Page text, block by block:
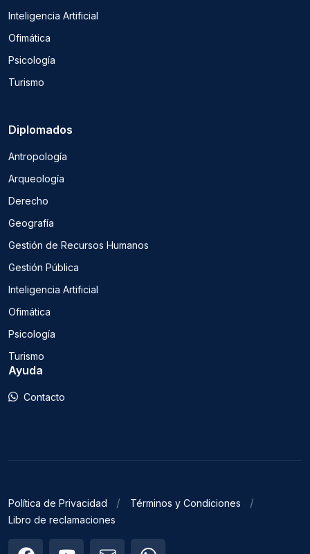
Inteligencia Artificial
Ofimática
Psicología
Turismo
Diplomados
Antropología
Arqueología
Derecho
Geografía
Gestión de Recursos Humanos
Gestión Pública
Inteligencia Artificial
Ofimática
Psicología
Turismo
Ayuda
Contacto
Política de Privacidad
Términos y Condiciones
Libro de reclamaciones